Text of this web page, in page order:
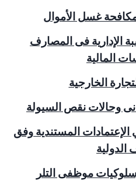
غسل الأموال
الإدارية فى المصارف
المالية
الخارجية
وحالات نقص السيولة
الإعتمادات المستندية وفق
الدولية
موظفى التلر